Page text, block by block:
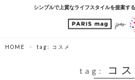
シンプルで上質なライフスタイルを提案す
HOME tag: コスメ
tag: コス